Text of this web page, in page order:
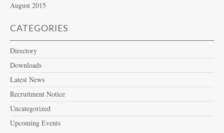
August 2015
CATEGORIES
Directory
Downloads
Latest News
Recruitment Notice
Uncategorized
Upcoming Events